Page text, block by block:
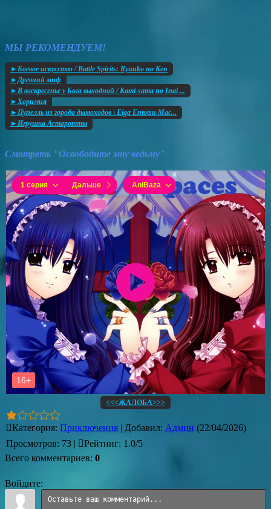
МЫ РЕКОМЕНДУЕМ!
►Боевое искусство / Battle Spirits: Ryuuko no Ken
►Древний миф
►В воскресенье у Бога выходной / Kami-sama no Inai ...
►Хоримия
►Пупелль из города дымоходов \ Eiga Entotsu Mac...
►Игрушка Астаротты
Смотреть "Освободите эту ведьму"
<<<ЖАЛОБА>>>
Категория: Приключения | Добавил: Админ (22/04/2026)
Просмотров: 73 | Рейтинг: 1.0/5
Всего комментариев: 0
Войдите: